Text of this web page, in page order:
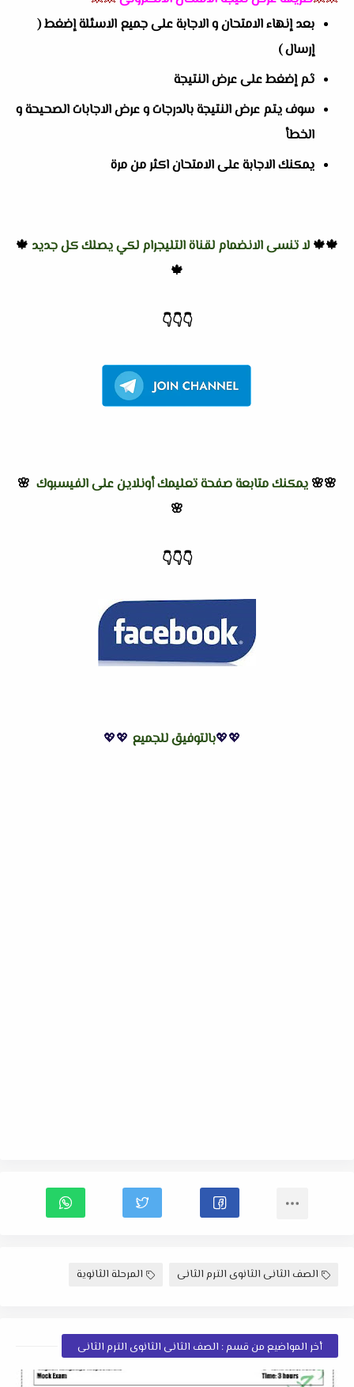
بعد إنهاء الامتحان و الاجابة على جميع الاسئلة إضغط (
إرسال )
ثم إضغط على عرض النتيجة
سوف يتم عرض النتيجة بالدرجات و عرض الاجابات الصحيحة و
الخطأ
يمكنك الاجابة على الامتحان اكثر من مرة
🍁🍁 لا تنسى الانضمام لقناة التليجرام لكي يصلك كل جديد 🍁
🍁
👇
👇
👇
🌸🌸 يمكنك متابعة صفحة تعليمك أونلاين على الفيسبوك 🌸
🌸
👇
👇
👇
💖💖بالتوفيق للجميع 💖💖
الصف الثانى الثانوى الترم الثانى المرحلة الثانوية
أخر المواضيع من قسم : الصف الثانى الثانوى الترم الثانى